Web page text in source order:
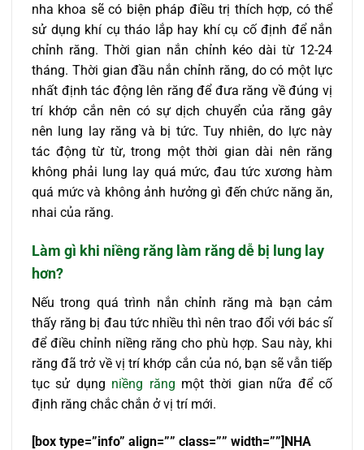
nha khoa sẽ có biện pháp điều trị thích hợp, có thể
sử dụng khí cụ tháo lắp hay khí cụ cố định để nắn
chỉnh răng. Thời gian nắn chỉnh kéo dài từ 12-24
tháng. Thời gian đầu nắn chỉnh răng, do có một lực
nhất định tác động lên răng để đưa răng về đúng vị
trí khớp cắn nên có sự dịch chuyển của răng gây
nên lung lay răng và bị tức. Tuy nhiên, do lực này
tác động từ từ, trong một thời gian dài nên răng
không phải lung lay quá mức, đau tức xương hàm
quá mức và không ảnh hưởng gì đến chức năng ăn,
nhai của răng.
Làm gì khi niềng răng làm răng dễ bị lung lay
hơn?
Nếu trong quá trình nắn chỉnh răng mà bạn cảm
thấy răng bị đau tức nhiều thì nên trao đổi với bác sĩ
để điều chỉnh niềng răng cho phù hợp. Sau này, khi
răng đã trở về vị trí khớp cắn của nó, bạn sẽ vẫn tiếp
tục sử dụng niềng răng một thời gian nữa để cố
định răng chắc chắn ở vị trí mới.
[box type=”info” align=”” class=”” width=””]NHA